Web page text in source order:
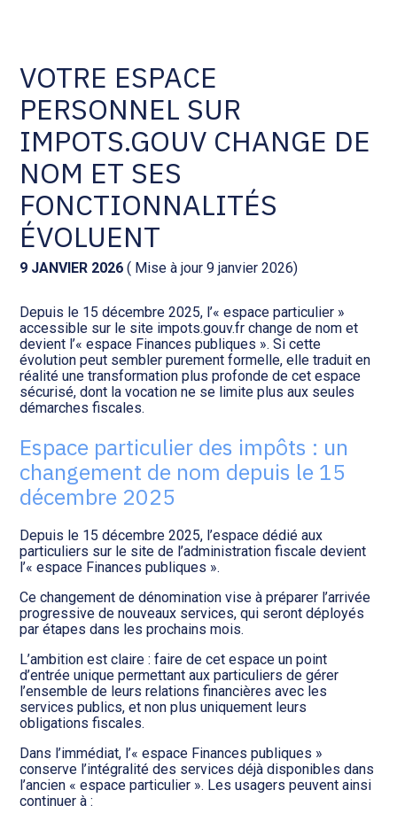
Social et ressources humaines
Assistance juridique
Pilotage d’entreprise
Audit légal
Procédures collectives
Transition numérique
Tenue de votre comptabilité :
ACD
Facturation et pilotage :
EVOLIZ
Facturation et pilotage : MEG
WAIBI
Gérer vos ressources
humaines : SILAE
VOTRE ESPACE
PERSONNEL SUR
IMPOTS.GOUV CHANGE DE
NOM ET SES
FONCTIONNALITÉS
ÉVOLUENT
9 JANVIER 2026 ( Mise à jour 9 janvier 2026)
Depuis le 15 décembre 2025, l’« espace particulier »
accessible sur le site impots.gouv.fr change de nom et
devient l’« espace Finances publiques ». Si cette
évolution peut sembler purement formelle, elle traduit en
réalité une transformation plus profonde de cet espace
sécurisé, dont la vocation ne se limite plus aux seules
démarches fiscales.
Espace particulier des impôts : un
changement de nom depuis le 15
décembre 2025
Depuis le 15 décembre 2025, l’espace dédié aux
particuliers sur le site de l’administration fiscale devient
l’« espace Finances publiques ».
Ce changement de dénomination vise à préparer l’arrivée
progressive de nouveaux services, qui seront déployés
par étapes dans les prochains mois.
L’ambition est claire : faire de cet espace un point
d’entrée unique permettant aux particuliers de gérer
l’ensemble de leurs relations financières avec les
services publics, et non plus uniquement leurs
obligations fiscales.
Dans l’immédiat, l’« espace Finances publiques »
conserve l’intégralité des services déjà disponibles dans
l’ancien « espace particulier ». Les usagers peuvent ainsi
continuer à :